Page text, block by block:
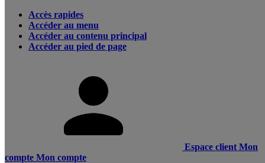
Accès rapides
Accéder au menu
Accéder au contenu principal
Accéder au pied de page
Espace client Mon
compte Mon compte